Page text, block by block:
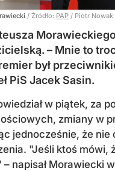
/ Źródło: PAP / Piotr
– Mnie to
był
PiS Jacek Sasin.
w piątek, za
zmiany w
jednocześnie, że nie
"Jeśli ktoś mówi,
napisał Morawiecki